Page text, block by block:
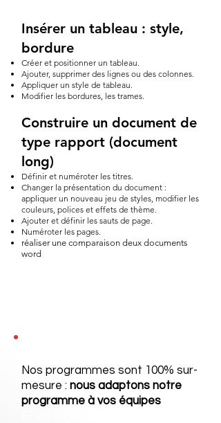
Insérer un tableau : style,
bordure
Créer et positionner un tableau.
Ajouter, supprimer des lignes ou des colonnes.
Appliquer un style de tableau.
Modifier les bordures, les trames.
Construire un document de
type rapport (document
long)
Définir et numéroter les titres.
Changer la présentation du document :
appliquer un nouveau jeu de styles, modifier les
couleurs, polices et effets de thème.
Ajouter et définir les sauts de page.
Numéroter les pages.
réaliser une comparaison deux documents
word
Nos programmes sont 100% sur-
mesure : nous adaptons notre
programme à vos équipes